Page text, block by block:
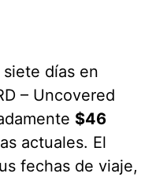
días en
– Uncovered
$46
actuales. El
fechas de viaje,